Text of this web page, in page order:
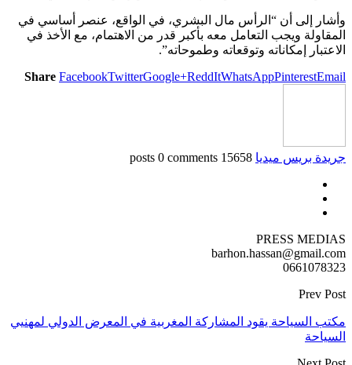
وأشار إلى أن “الرأس مال البشري، في الواقع، عنصر أساسي في
المقاولة ويجب التعامل معه بأكبر قدر من الاهتمام، مع الأخذ في
الاعتبار إمكاناته وتوقعاته وطموحاته”.
Share FacebookTwitterGoogle+ReddItWhatsAppPinterestEmail
جريدة بريس ميديا 15658 posts
0 comments
PRESS MEDIAS
barhon.hassan@gmail.com
0661078323
Prev Post
مكتب السياحة يقود المشاركة المغربية في المعرض الدولي لمهنيي
السياحة